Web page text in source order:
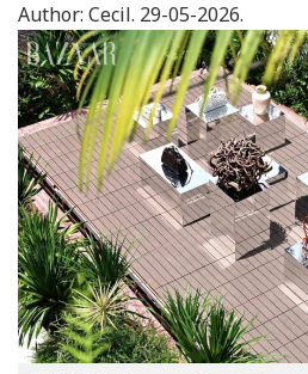
Author: Cecil. 29-05-2026.